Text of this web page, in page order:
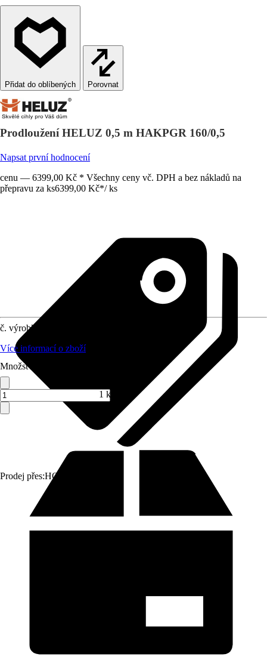
Porovnat
Prodloužení HELUZ 0,5 m HAKPGR 160/0,5
Napsat první hodnocení
cenu — 6399,00 Kč * Všechny ceny vč. DPH a bez nákladů na
přepravu za ks6399,00 Kč*/ ks
Prodej přes:HORNBACH
č. výrobku
Více informací o zboží
Množství (ks)
1 ks